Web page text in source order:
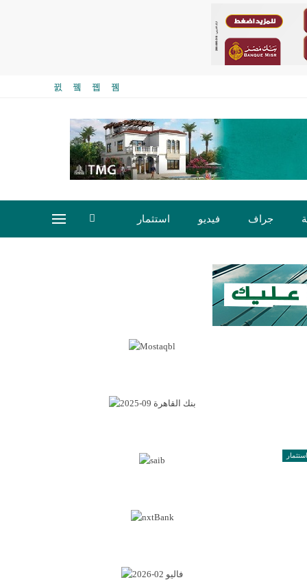
جراف فيديو استثمار
استثمار